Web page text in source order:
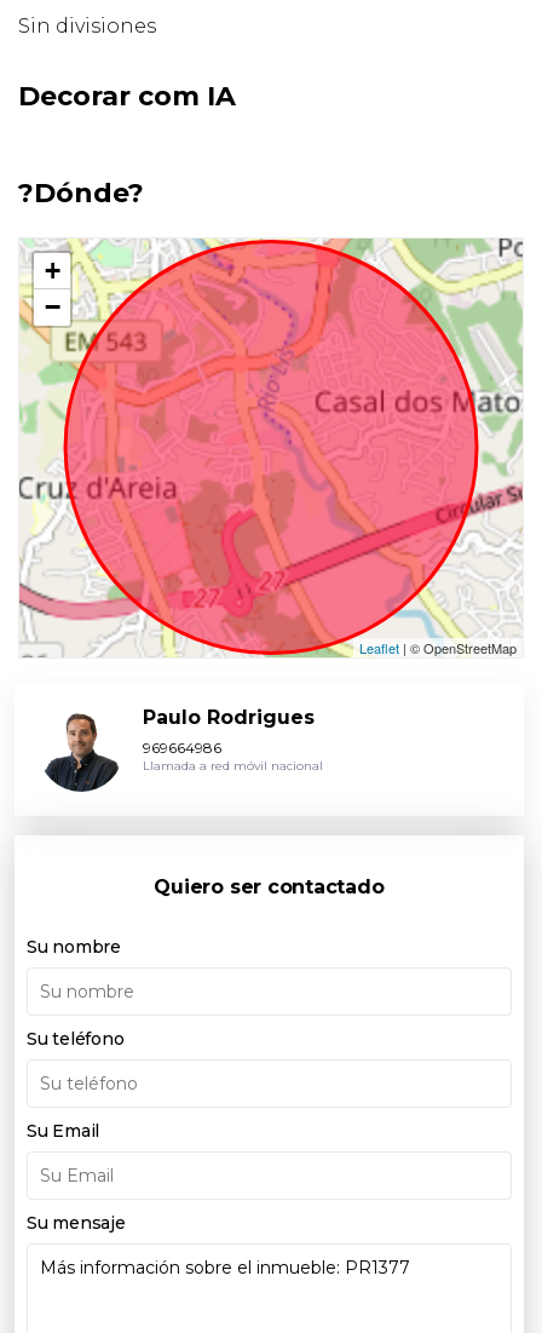
Sin divisiones
Decorar com IA
?Dónde?
+
−
Leaflet | © OpenStreetMap
Paulo Rodrigues
969664986
Llamada a red móvil nacional
Quiero ser contactado
Su nombre
Su teléfono
Su Email
Su mensaje